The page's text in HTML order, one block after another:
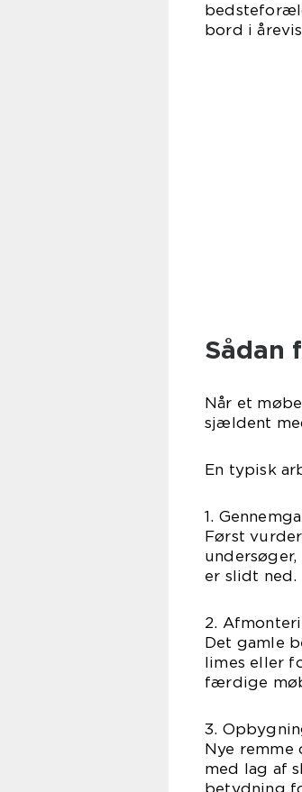
bord i
Sådan
Når et
sjældent
En typisk
1.
Først
er slidt
2.
Det gamle
limes eller
færdige
3.
Nye
med lag af